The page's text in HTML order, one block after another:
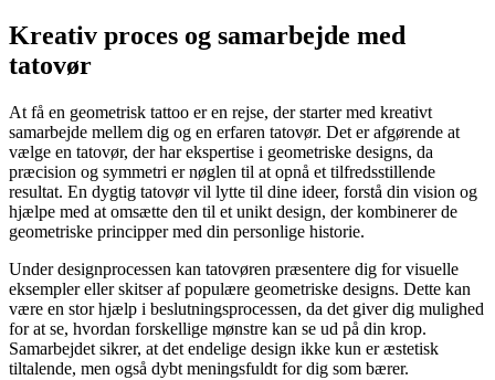
Kreativ proces og samarbejde med
tatovør
At få en geometrisk tattoo er en rejse, der starter med kreativt
samarbejde mellem dig og en erfaren tatovør. Det er afgørende at
vælge en tatovør, der har ekspertise i geometriske designs, da
præcision og symmetri er nøglen til at opnå et tilfredsstillende
resultat. En dygtig tatovør vil lytte til dine ideer, forstå din vision og
hjælpe med at omsætte den til et unikt design, der kombinerer de
geometriske principper med din personlige historie.
Under designprocessen kan tatovøren præsentere dig for visuelle
eksempler eller skitser af populære geometriske designs. Dette kan
være en stor hjælp i beslutningsprocessen, da det giver dig mulighed
for at se, hvordan forskellige mønstre kan se ud på din krop.
Samarbejdet sikrer, at det endelige design ikke kun er æstetisk
tiltalende, men også dybt meningsfuldt for dig som bærer.